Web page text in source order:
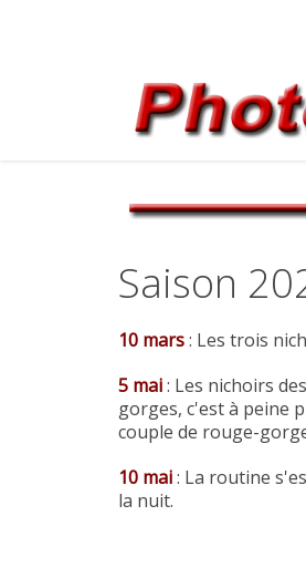
Saison
10 mars: Les trois
5 mai: Les nichoirs
gorges, c'est à peine
couple de rouge-
10 mai: La routine
la nuit.